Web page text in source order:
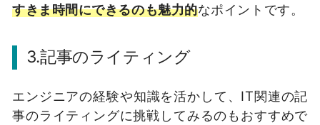
すきま時間にできるのも魅力的なポイントです。
3.記事のライティング
エンジニアの経験や知識を活かして、IT関連の記
事のライティングに挑戦してみるのもおすすめで